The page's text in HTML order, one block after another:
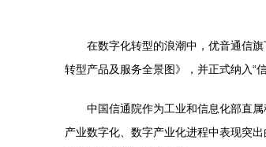
在数字化转型的浪潮中，优音通信
转型产品及服务全景图》，并正式纳入“
中国信通院作为工业和信息化部直
产业数字化、数字产业化进程中表现突